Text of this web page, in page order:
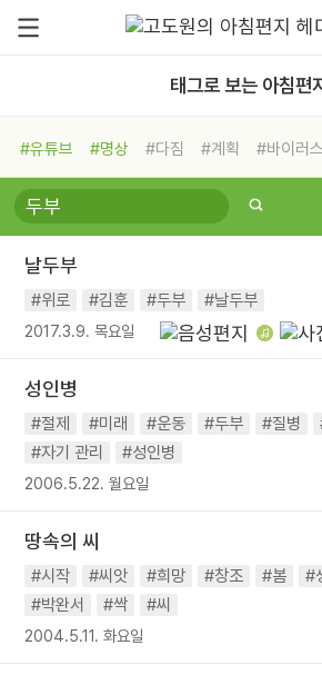
태그로 보는 아침편지
#유튜브 #명상 #다짐 #계획 #바이러스
#비전캠프
#독서캠프 #삶
#희망
#나눔 #친구 #링컨학교
#독서
#건강
날두부
#위로 #김훈 #두부 #날두부
2017.3.9. 목요일
성인병
#절제 #미래 #운동 #두부 #질병
#자기 관리
#성인병
2006.5.22. 월요일
땅속의 씨
#시작 #씨앗 #희망 #창조 #봄 #
#박완서
#싹 #씨
2004.5.11. 화요일